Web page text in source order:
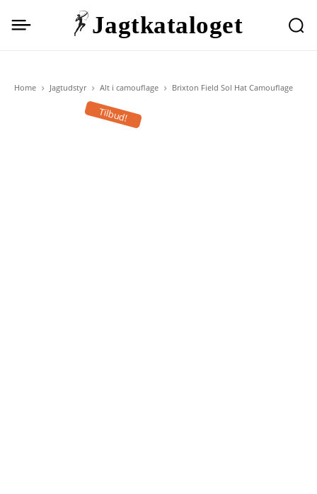
Jagtkataloget
Home Jagtudstyr Alt i camouflage Brixton Field Sol Hat Camouflage
Tilbud!